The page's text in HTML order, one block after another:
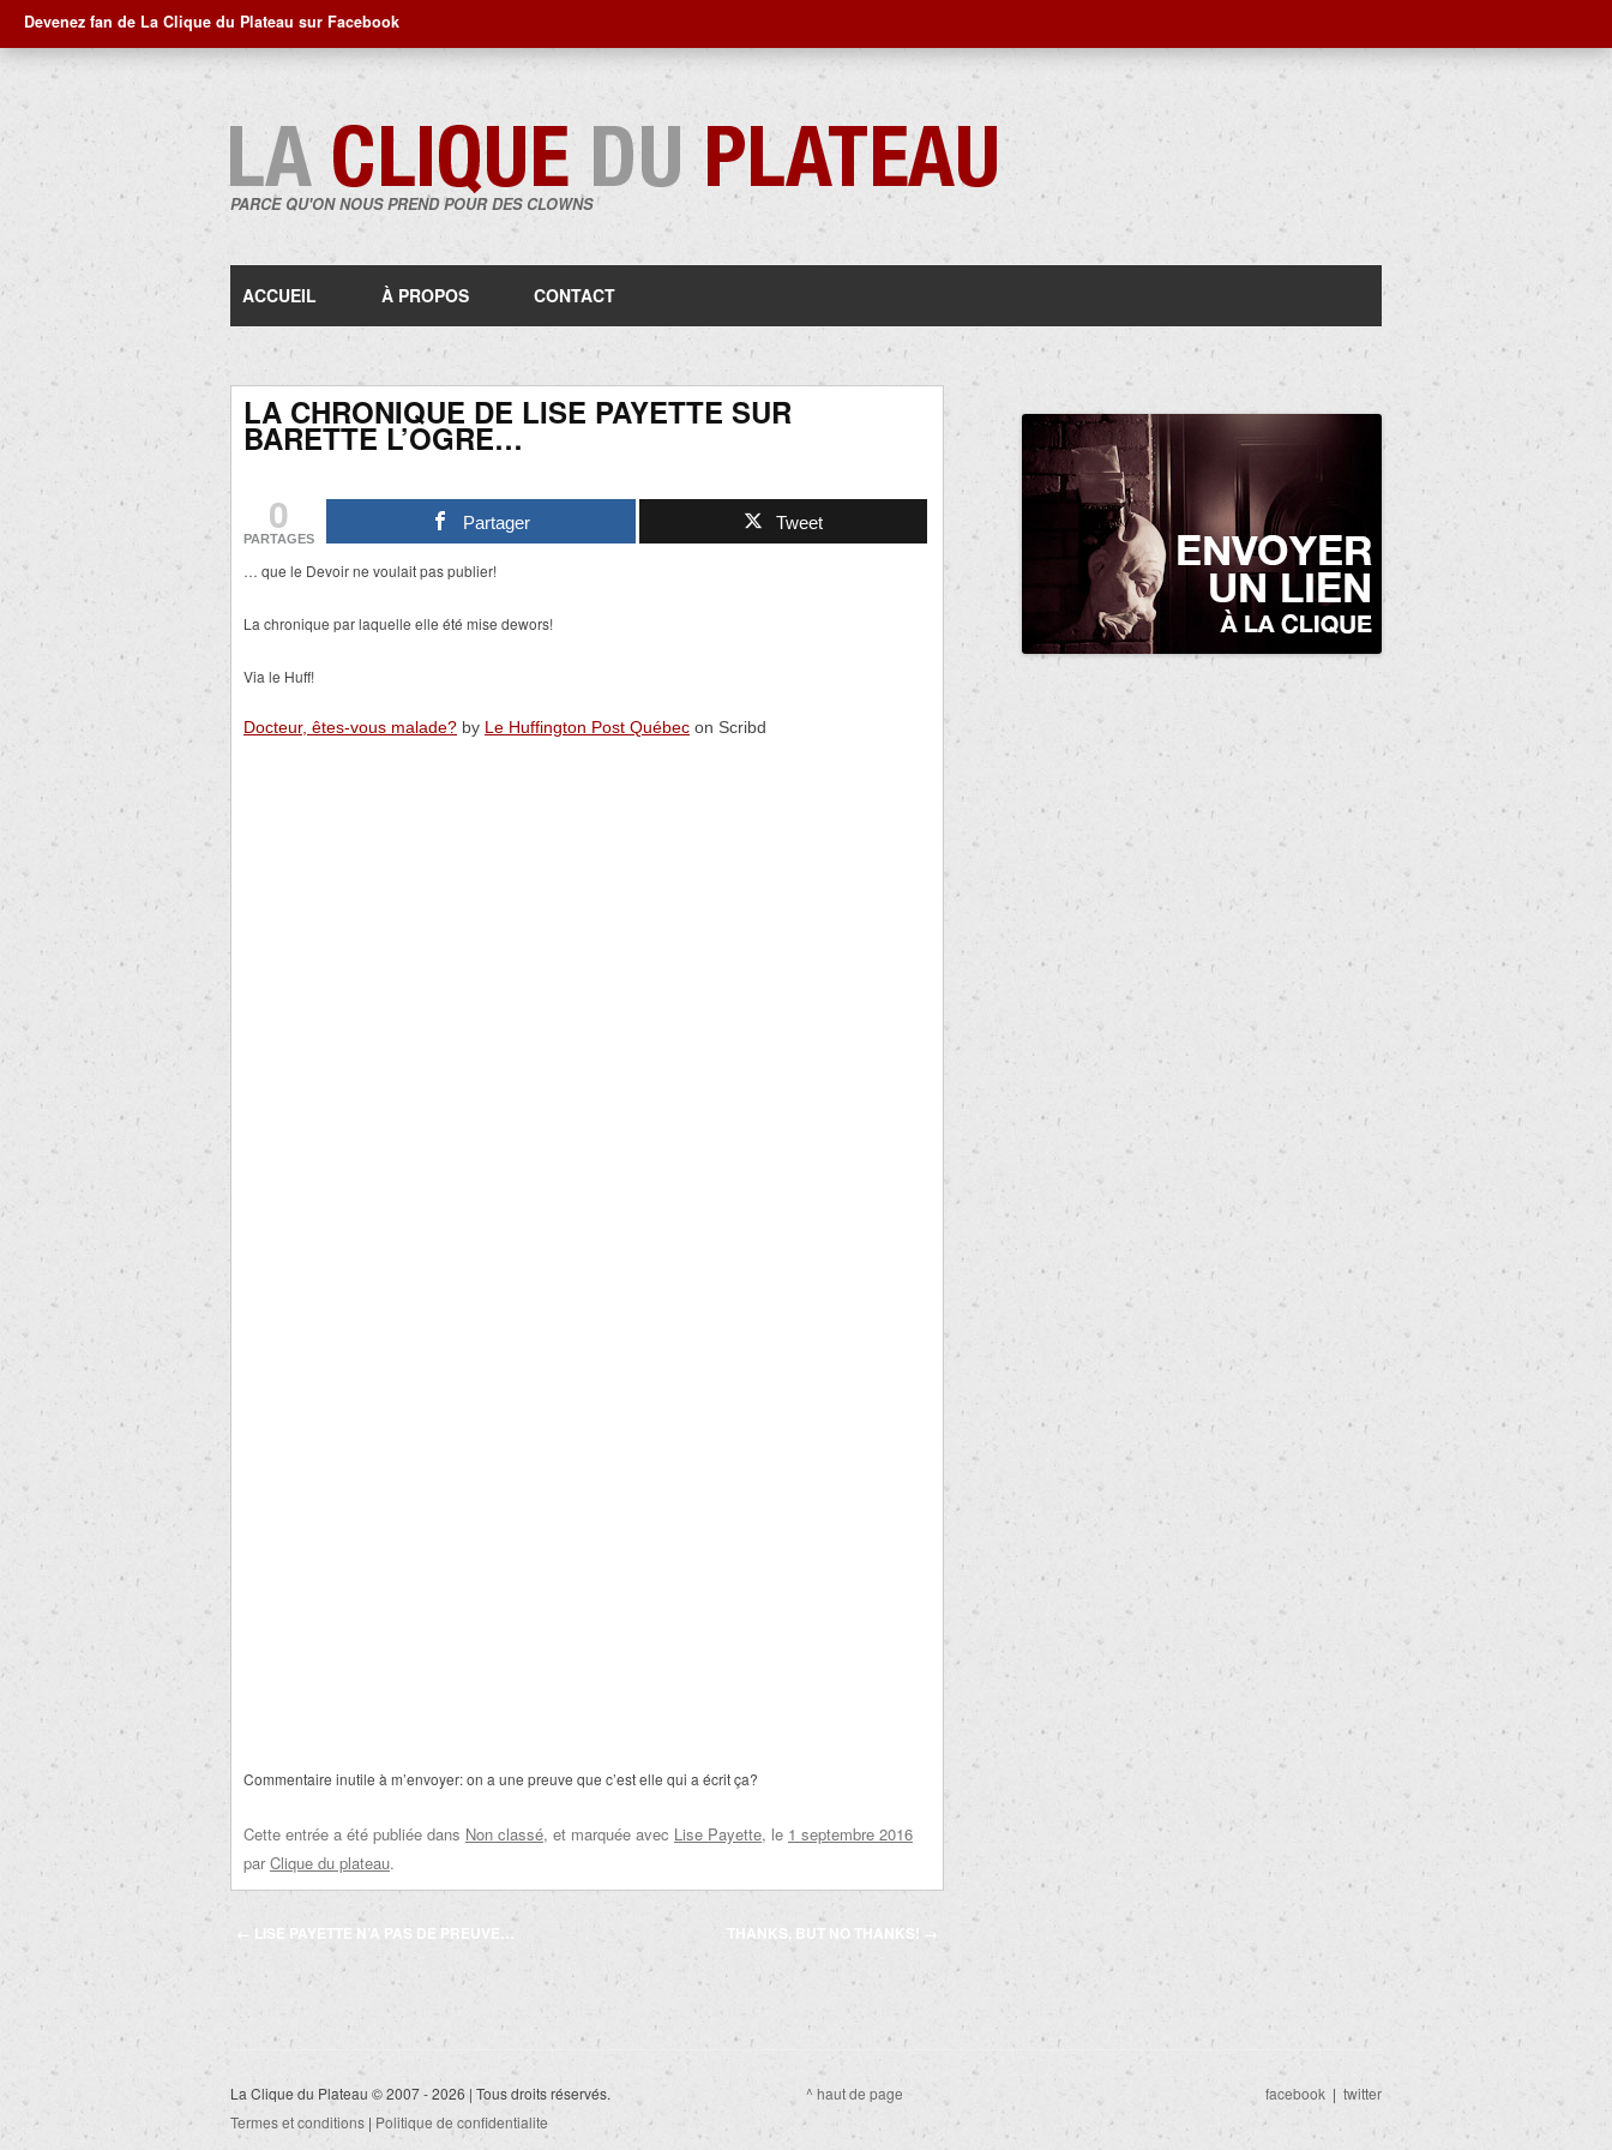
Devenez fan de La Clique du Plateau sur Facebook
PARCE QU'ON NOUS PREND POUR DES CLOWNS
au
ACCUEIL À PROPOS CONTACT
LA CHRONIQUE DE LISE PAYETTE SUR
BARETTE L’OGRE…
0
PARTAGES
Partager Tweet
… que le Devoir ne voulait pas publier!
La chronique par laquelle elle été mise dewors!
Via le Huff!
Docteur, êtes-vous malade? by Le Huffington Post Québec on Scribd
Commentaire inutile à m’envoyer: on a une preuve que c’est elle qui a écrit ça?
Cette entrée a été publiée dans Non classé, et marquée avec Lise Payette, le 1 septembre 2016
par Clique du plateau.
Navigation
LISE PAYETTE N’A PAS DE PREUVE… THANKS, BUT NO THANKS! →
La Clique du Plateau © 2007 - 2026 | Tous droits réservés.
Termes et conditions | Politique de confidentialite
^ haut de page facebook | twitter